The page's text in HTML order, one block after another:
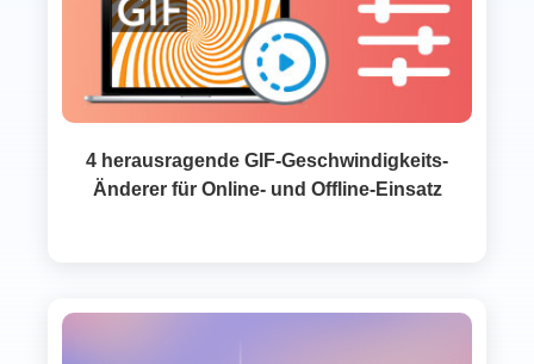
4 herausragende GIF-Geschwindigkeits-
Änderer für Online- und Offline-Einsatz